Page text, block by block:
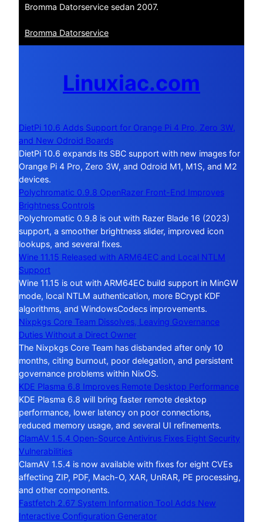
Bromma Datorservice sedan 2007.
Bromma Datorservice
Linuxiac.com
DietPi 10.6 Adds Support for Orange Pi 4 Pro, Zero 3W,
and New Odroid Boards
DietPi 10.6 expands its SBC support with new images for
Orange Pi 4 Pro, Zero 3W, and Odroid M1, M1S, and M2
devices.
Polychromatic 0.9.8 OpenRazer Front-End Improves
Brightness Controls
Polychromatic 0.9.8 is out with Razer Blade 16 (2023)
support, a smoother brightness slider, improved icon
lookups, and several fixes.
Wine 11.15 Released with ARM64EC and Local NTLM
Support
Wine 11.15 is out with ARM64EC build support in MinGW
mode, local NTLM authentication, more BCrypt KDF
algorithms, and WindowsCodecs improvements.
Nixpkgs Core Team Dissolves, Leaving Governance
Duties Without a Direct Owner
The Nixpkgs Core Team has disbanded after only 10
months, citing burnout, poor delegation, and persistent
governance problems within NixOS.
KDE Plasma 6.8 Improves Remote Desktop Performance
KDE Plasma 6.8 will bring faster remote desktop
performance, lower latency on poor connections,
reduced memory usage, and several UI refinements.
ClamAV 1.5.4 Open-Source Antivirus Fixes Eight Security
Vulnerabilities
ClamAV 1.5.4 is now available with fixes for eight CVEs
affecting ZIP, PDF, Mach-O, XAR, UnRAR, PE processing,
and other components.
Fastfetch 2.67 System Information Tool Adds New
Interactive Configuration Generator